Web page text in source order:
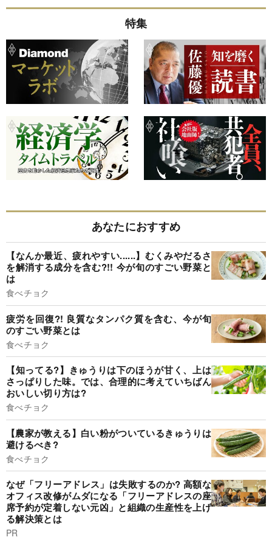
特集
あなたにおすすめ
【なんか最近、疲れやすい......】むくみやだるさ
を解消する成分を含む?!! 今が旬のすごい野菜と
は
食べチョク
疲労を回復?! 良質なタンパク質を含む、今が旬
のすごい野菜とは
食べチョク
【知ってる?】きゅうりは下のほうが甘く、上は
さっぱりした味。では、合理的に考えていちばん
おいしい切り方は?
食べチョク
【農家が教える】白い粉がついているきゅうりは
避けるべき?
食べチョク
なぜ「フリーアドレス」は失敗するのか? 高額な
オフィス改修がムダになる「フリーアドレスの座
席予約が定着しない元凶」と組織の生産性を上げ
る解決策とは
PR